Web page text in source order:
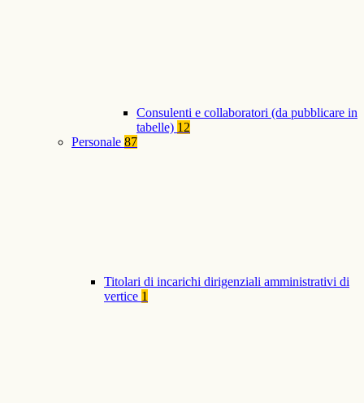
Consulenti e collaboratori (da pubblicare in
tabelle) 12
Personale 87
Titolari di incarichi dirigenziali amministrativi di
vertice 1